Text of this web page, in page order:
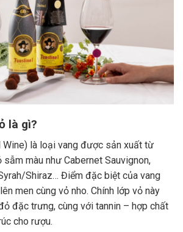
là gì?
Wine) là loại vang được sản xuất từ
màu như Cabernet Sauvignon,
Shiraz… Điểm đặc biệt của vang
men cùng vỏ nho. Chính lớp vỏ này
đặc trưng, cùng với tannin – hợp chất
cho rượu.